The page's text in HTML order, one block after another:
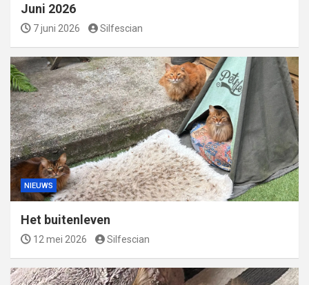
Juni 2026
7 juni 2026 Silfescian
NIEUWS
Het buitenleven
12 mei 2026 Silfescian